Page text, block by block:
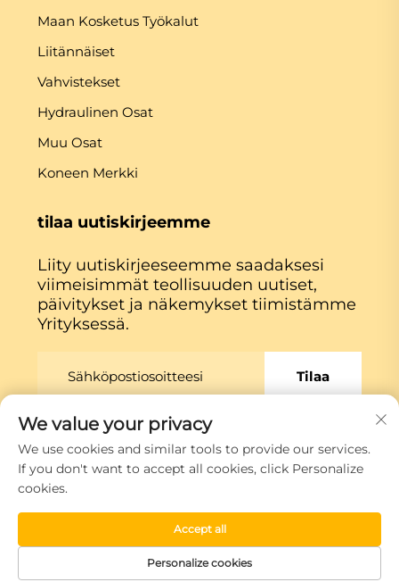
Maan Kosketus Työkalut
Liitännäiset
Vahvistekset
Hydraulinen Osat
Muu Osat
Koneen Merkki
tilaa uutiskirjeemme
Liity uutiskirjeeseemme saadaksesi
viimeisimmät teollisuuden uutiset,
päivitykset ja näkemykset tiimistämme
Yrityksessä.
Tilaa
Copyright © Xiamen Globe Machine Co.,ltd.
Tietosuojakäytäntö
We value your privacy
We use cookies and similar tools to provide our services.
If you don't want to accept all cookies, click Personalize
cookies.
Personalize cookies
Accept all